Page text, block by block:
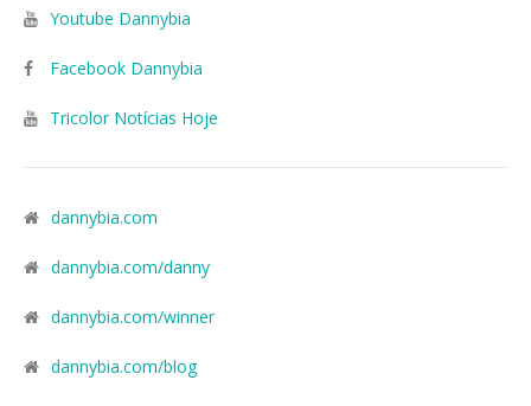
Youtube Dannybia
Facebook Dannybia
Tricolor Notícias Hoje
dannybia.com
dannybia.com/danny
dannybia.com/winner
dannybia.com/blog